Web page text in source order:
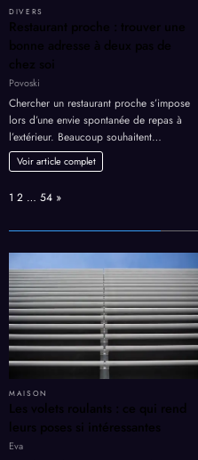
DIVERS
Restaurant proche : trouver une
bonne adresse à deux pas de
chez soi
Povoski
Chercher un restaurant proche s’impose
lors d’une envie spontanée de repas à
l’extérieur. Beaucoup souhaitent…
Voir article complet
Page:
1 2 … 54 Next
»
MAISON
Les volets roulants : ce qui rend
leurs poses si intéressantes
Eva